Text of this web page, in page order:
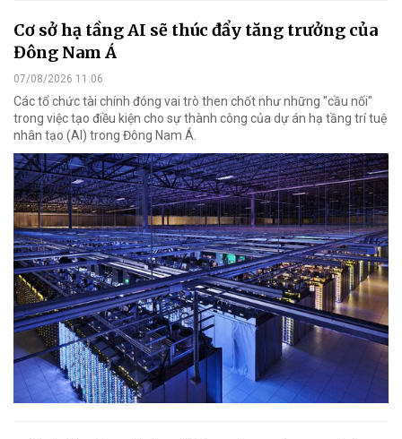
Cơ sở hạ tầng AI sẽ thúc đẩy tăng trưởng của
Đông Nam Á
07/08/2026 11:06
Các tổ chức tài chính đóng vai trò then chốt như những "cầu nối"
trong việc tạo điều kiện cho sự thành công của dự án hạ tầng trí tuệ
nhân tạo (AI) trong Đông Nam Á.